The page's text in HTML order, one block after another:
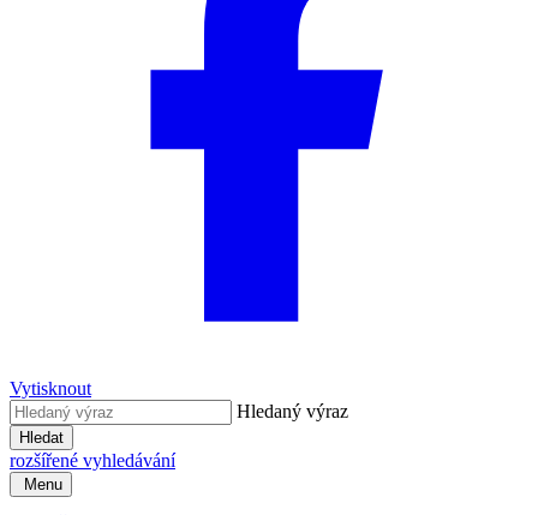
Vytisknout
Hledaný výraz
Hledat
rozšířené vyhledávání
Menu